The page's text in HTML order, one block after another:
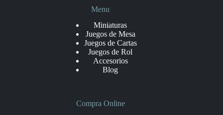
Menu
Miniaturas
Juegos de Mesa
Juegos de Cartas
Juegos de Rol
Accesorios
Blog
Compra Online